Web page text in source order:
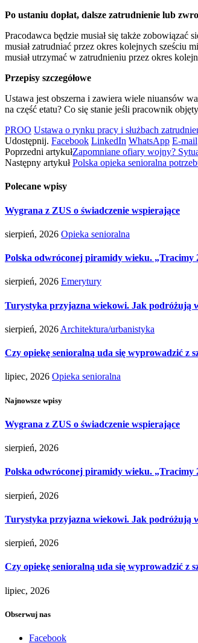
Po ustaniu dopłat, dalsze zatrudnienie lub
Pracodawca będzie musiał się także
musiał zatrudniać przez okres kolejnych sześciu
musiał utrzymać w zatrudnieniu przez okres
Przepisy szczegółowe
Ustawa jest obszerna i zawiera wiele niuansów
na część etatu? Co się stanie jeśli pracownik
PROO Ustawa o rynku pracy i służbach
Udostępnij. Facebook LinkedIn WhatsApp E-mail
Poprzedni artykułZapomniane ofiary wojny?
Następny artykułPolska opieka senioralna
Polecane wpisy
Wygrana z ZUS o świadczenie wspierające
sierpień, 2026 Opieka senioralna
Polska odwróconej piramidy wieku. „Tracimy
sierpień, 2026 Emerytury
Turystyka przyjazna wiekowi. Jak podróżują
sierpień, 2026 Architektura/urbanistyka
Czy opiekę senioralną uda się wyprowadzić z
lipiec, 2026 Opieka senioralna
Najnowsze wpisy
Wygrana z ZUS o świadczenie wspierające
sierpień, 2026
Polska odwróconej piramidy wieku. „Tracimy
sierpień, 2026
Turystyka przyjazna wiekowi. Jak podróżują
sierpień, 2026
Czy opiekę senioralną uda się wyprowadzić z
lipiec, 2026
Obserwuj nas
Facebook